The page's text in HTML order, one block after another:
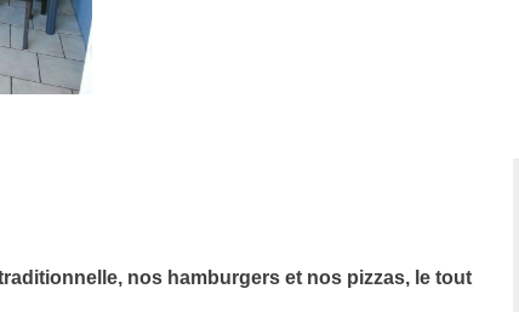
nos hamburgers et nos pizzas, le tout